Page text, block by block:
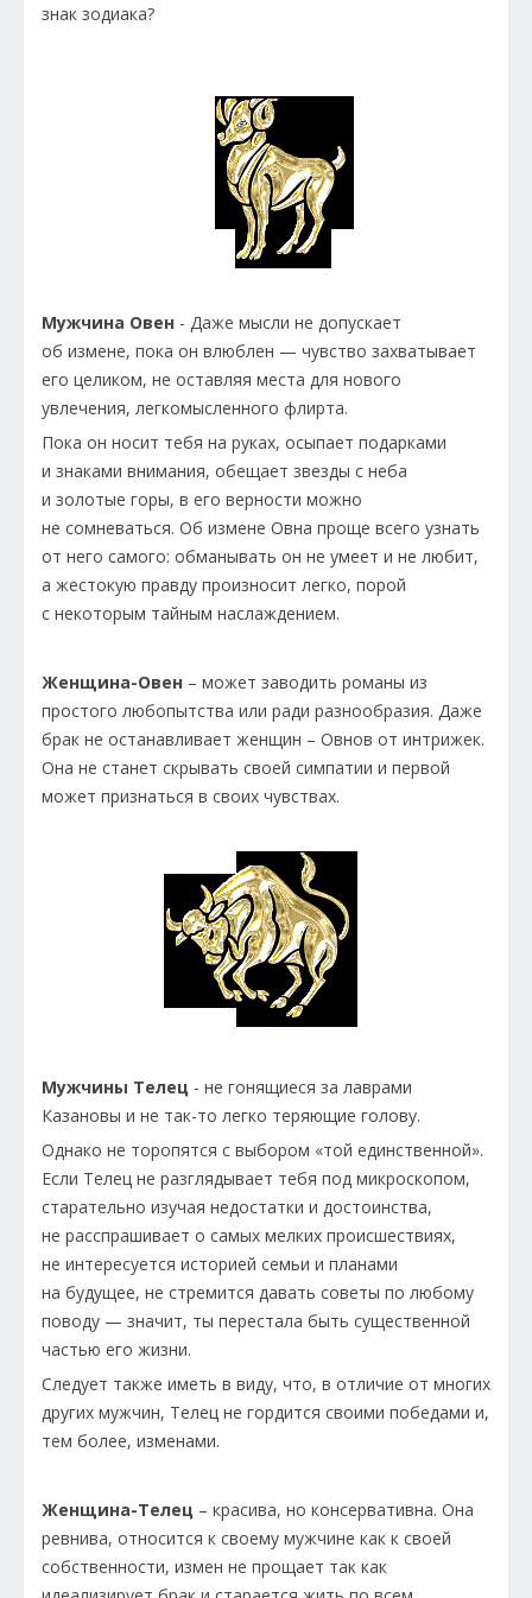
знак зодиака?
Мужчина Овен - Даже мысли не допускает
об измене, пока он влюблен — чувство захватывает
его целиком, не оставляя места для нового
увлечения, легкомысленного флирта.
Пока он носит тебя на руках, осыпает подарками
и знаками внимания, обещает звезды с неба
и золотые горы, в его верности можно
не сомневаться. Об измене Овна проще всего узнать
от него самого: обманывать он не умеет и не любит,
а жестокую правду произносит легко, порой
с некоторым тайным наслаждением.
Женщина-Овен – может заводить романы из
простого любопытства или ради разнообразия. Даже
брак не останавливает женщин – Овнов от интрижек.
Она не станет скрывать своей симпатии и первой
может признаться в своих чувствах.
Мужчины Телец - не гонящиеся за лаврами
Казановы и не так-то легко теряющие голову.
Однако не торопятся с выбором «той единственной».
Если Телец не разглядывает тебя под микроскопом,
старательно изучая недостатки и достоинства,
не расспрашивает о самых мелких происшествиях,
не интересуется историей семьи и планами
на будущее, не стремится давать советы по любому
поводу — значит, ты перестала быть существенной
частью его жизни.
Следует также иметь в виду, что, в отличие от многих
других мужчин, Телец не гордится своими победами и,
тем более, изменами.
Женщина-Телец – красива, но консервативна. Она
ревнива, относится к своему мужчине как к своей
собственности, измен не прощает так как